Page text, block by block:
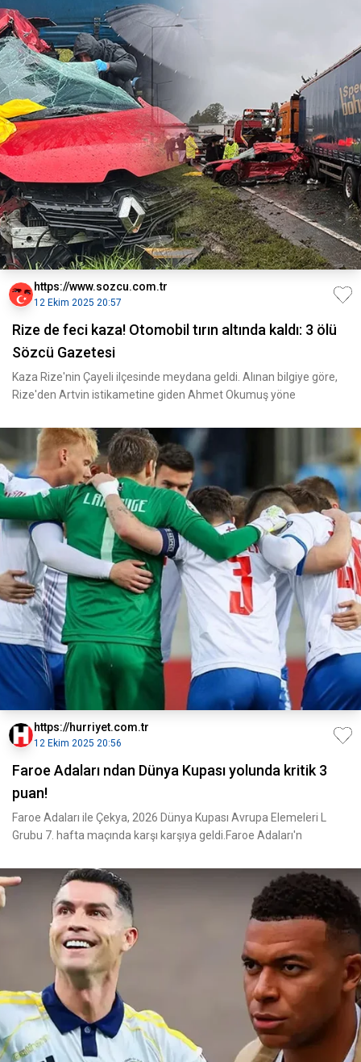
https://www.sozcu.com.tr
12 Ekim 2025 20:57
Rize de feci kaza! Otomobil tırın altında kaldı: 3 ölü
Sözcü Gazetesi
Kaza Rize'nin Çayeli ilçesinde meydana geldi. Alınan bilgiye göre,
Rize'den Artvin istikametine giden Ahmet Okumuş yöne
https://hurriyet.com.tr
12 Ekim 2025 20:56
Faroe Adaları ndan Dünya Kupası yolunda kritik 3
puan!
Faroe Adaları ile Çekya, 2026 Dünya Kupası Avrupa Elemeleri L
Grubu 7. hafta maçında karşı karşıya geldi.Faroe Adaları'n